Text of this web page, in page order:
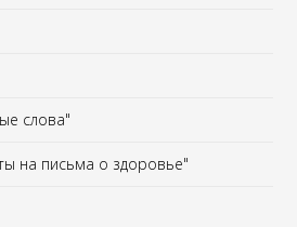
слова"
на письма о здоровье"